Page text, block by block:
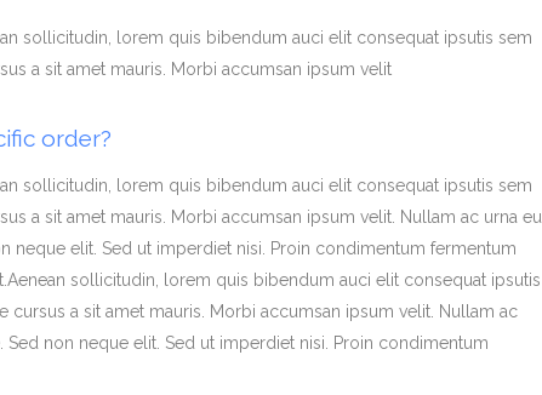
sollicitudin, lorem quis bibendum auci elit consequat ipsutis sem
a sit amet mauris. Morbi accumsan ipsum velit
order?
sollicitudin, lorem quis bibendum auci elit consequat ipsutis sem
a sit amet mauris. Morbi accumsan ipsum velit. Nullam ac urna eu
neque elit. Sed ut imperdiet nisi. Proin condimentum fermentum
sollicitudin, lorem quis bibendum auci elit consequat ipsutis
a sit amet mauris. Morbi accumsan ipsum velit. Nullam ac
non neque elit. Sed ut imperdiet nisi. Proin condimentum